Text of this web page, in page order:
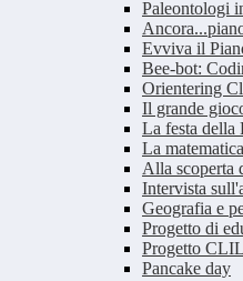
Paleontologi
Evviva il
Bee-bot:
Orientering
Il grande
La festa della
La
Alla scoperta
Intervista
Geografia e
Progetto di
Progetto
Pancake day